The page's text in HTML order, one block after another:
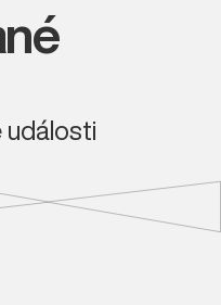
události